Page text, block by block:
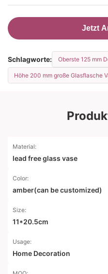
Jetzt
Schlagworte: Oberste 125 mm
Höhe 200 mm große Glasflasche
Material:
lead free glass vase
Color:
amber(can be customized)
Size:
11*20.5cm
Usage:
Home Decoration